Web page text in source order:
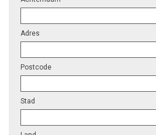
Adres
Postcode
Stad